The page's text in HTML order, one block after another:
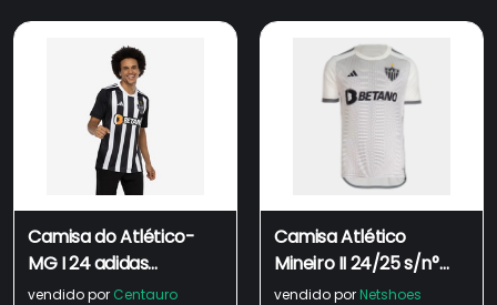
Camisa do Atlético-
MG I 24 adidas
Masculina Torcedor
vendido por Centauro
Camisa Atlético
Mineiro II 24/25 s/n°
Torcedor Adidas
vendido por Netshoes